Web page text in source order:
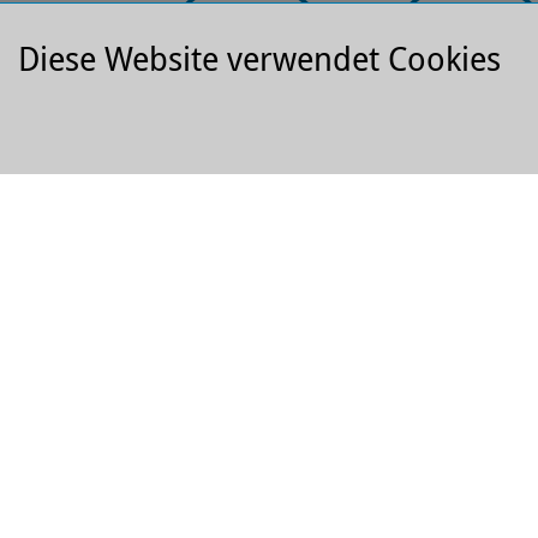
Diese Website verwendet Cookies